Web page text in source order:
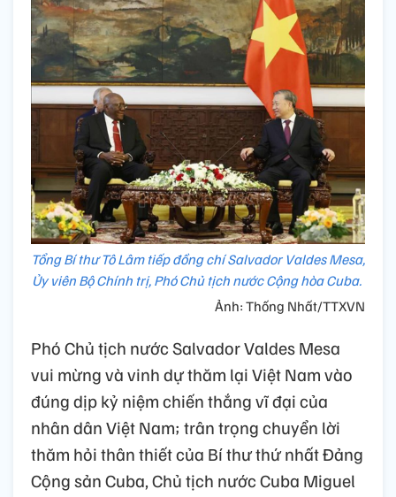
Tổng Bí thư Tô Lâm tiếp đồng chí Salvador Valdes Mesa,
Ủy viên Bộ Chính trị, Phó Chủ tịch nước Cộng hòa Cuba.
Ảnh: Thống Nhất/TTXVN
Phó Chủ tịch nước Salvador Valdes Mesa
vui mừng và vinh dự thăm lại Việt Nam vào
đúng dịp kỷ niệm chiến thắng vĩ đại của
nhân dân Việt Nam; trân trọng chuyển lời
thăm hỏi thân thiết của Bí thư thứ nhất Đảng
Cộng sản Cuba, Chủ tịch nước Cuba Miguel